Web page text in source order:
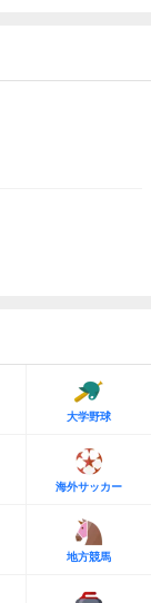
大学野球
海外サッカー
地方競馬